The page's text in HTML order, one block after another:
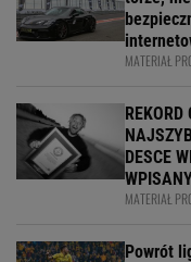
MATERIAŁ
DESCE
MATERIAŁ
Powrót